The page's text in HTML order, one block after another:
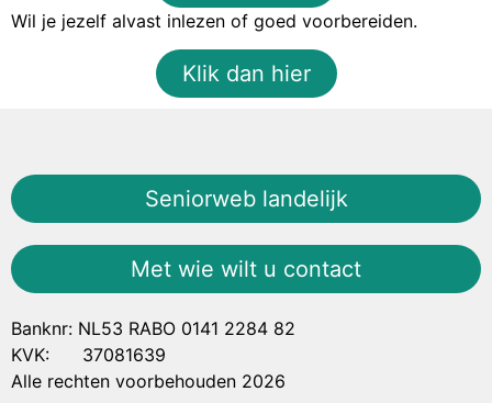
Wil je jezelf alvast inlezen of goed voorbereiden.
Klik dan hier
Seniorweb landelijk
Met wie wilt u contact
Banknr: NL53 RABO 0141 2284 82
KVK: 37081639
Alle rechten voorbehouden 2026